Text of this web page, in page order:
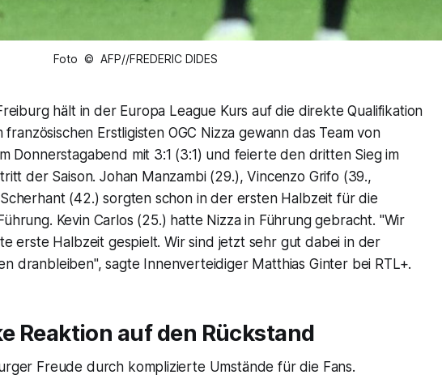
Foto © AFP//FREDERIC DIDES
hält in der Europa League Kurs auf die direkte Qualifikation
Erstligisten OGC Nizza gewann das Team von
Donnerstagabend mit 3:1 (3:1) und feierte den dritten Sieg im
der Saison. Johan Manzambi (29.), Vincenzo Grifo (39.,
(42.) sorgten schon in der ersten Halbzeit für die
Kevin Carlos (25.) hatte Nizza in Führung gebracht. "Wir
erste Halbzeit gespielt. Wir sind jetzt sehr gut dabei in der
dranbleiben", sagte Innenverteidiger Matthias Ginter bei RTL+.
Reaktion auf den Rückstand
Freude durch komplizierte Umstände für die Fans.